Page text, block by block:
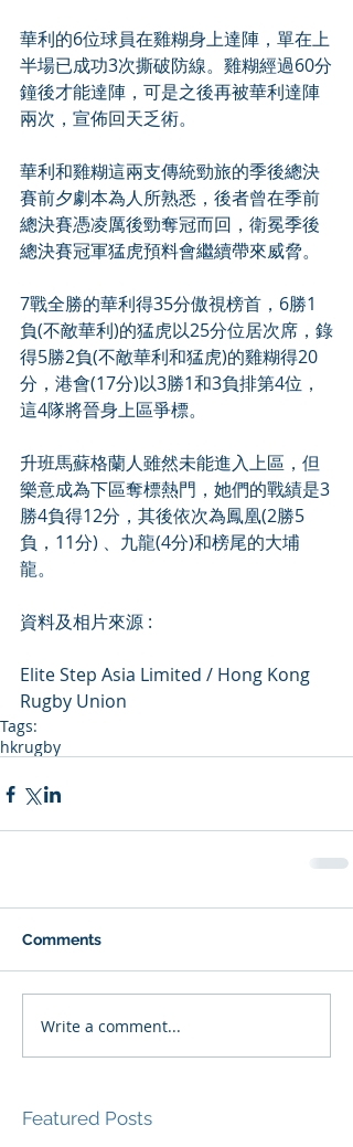
華利的6位球員在雞糊身上達陣，單在上
半場已成功3次撕破防線。雞糊經過60分
鐘後才能達陣，可是之後再被華利達陣
兩次，宣佈回天乏術。
華利和雞糊這兩支傳統勁旅的季後總決
賽前夕劇本為人所熟悉，後者曾在季前
總決賽憑凌厲後勁奪冠而回，衛冕季後
總決賽冠軍猛虎預料會繼續帶來威脅。
7戰全勝的華利得35分傲視榜首，6勝1
負(不敵華利)的猛虎以25分位居次席，錄
得5勝2負(不敵華利和猛虎)的雞糊得20
分，港會(17分)以3勝1和3負排第4位，
這4隊將晉身上區爭標。
升班馬蘇格蘭人雖然未能進入上區，但
樂意成為下區奪標熱門，她們的戰績是3
勝4負得12分，其後依次為鳳凰(2勝5
負，11分) 、九龍(4分)和榜尾的大埔
龍。
資料及相片來源 :
Elite Step Asia Limited / Hong Kong
Rugby Union
Tags:
hkrugby
Comments
Write a comment...
Featured Posts